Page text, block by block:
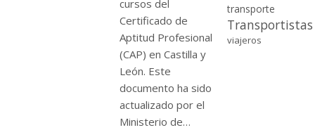
cursos del
Certificado de
Aptitud Profesional
(CAP) en Castilla y
León. Este
documento ha sido
actualizado por el
Ministerio de…
transporte
Transportistas
viajeros